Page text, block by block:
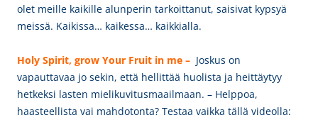
olet meille kaikille alunperin tarkoittanut, saisivat kypsyä
meissä. Kaikissa… kaikessa… kaikkialla.
Holy Spirit, grow Your Fruit in me – Joskus on
vapauttavaa jo sekin, että hellittää huolista ja heittäytyy
hetkeksi lasten mielikuvitusmaailmaan. – Helppoa,
haasteellista vai mahdotonta? Testaa vaikka tällä videolla: